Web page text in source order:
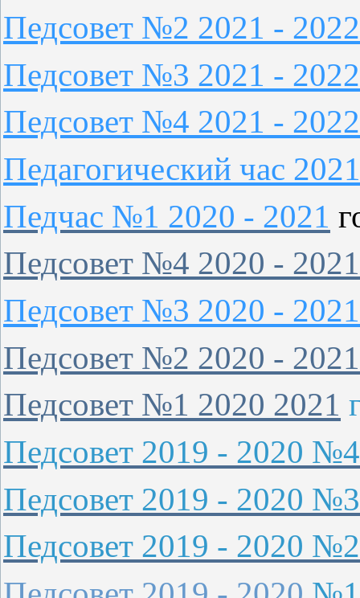
Педсовет №2 2021 -
Педсовет №3 2021 -
Педсовет №4 2021 -
Педагогический час
Педчас №1 2020 - 2021
Педсовет №4 2020 - 2021
Педсовет №3 2020 -
Педсовет №2 2020 - 2021
Педсовет №1 2020 2021
Педсовет 2019 - 2020 №4
Педсовет 2019 - 2020 №3
Педсовет 2019 - 2020 №2